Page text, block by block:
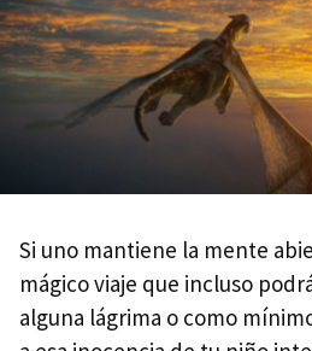
Si uno mantiene la mente
mágico viaje que incluso
alguna lágrima o como